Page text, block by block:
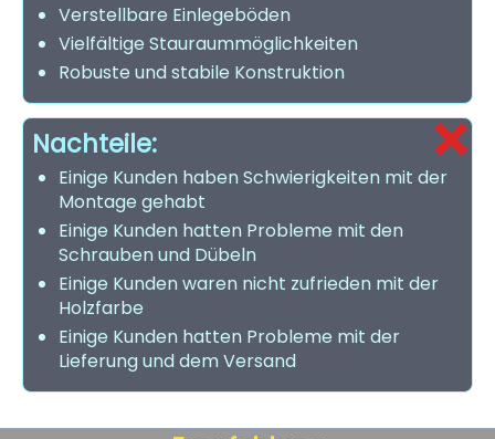
Verstellbare Einlegeböden
Vielfältige Stauraummöglichkeiten
Robuste und stabile Konstruktion
Nachteile:
Einige Kunden haben Schwierigkeiten mit der
Montage gehabt
Einige Kunden hatten Probleme mit den
Schrauben und Dübeln
Einige Kunden waren nicht zufrieden mit der
Holzfarbe
Einige Kunden hatten Probleme mit der
Lieferung und dem Versand